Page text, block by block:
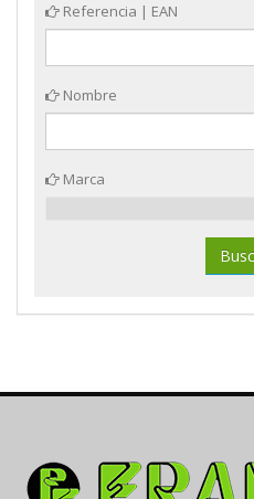
Referencia | EAN
Nombre
Marca